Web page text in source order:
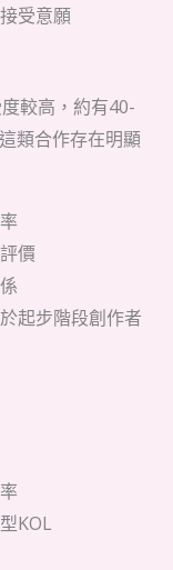
受意願
較高，約有40-
類合作存在明顯
價
起步階段創作者
KOL